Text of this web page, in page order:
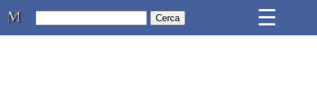
Studio Legale Mongiovì ☰